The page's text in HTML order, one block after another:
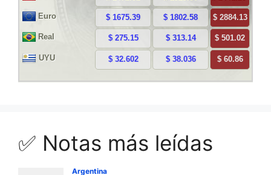
✅ Notas más leídas